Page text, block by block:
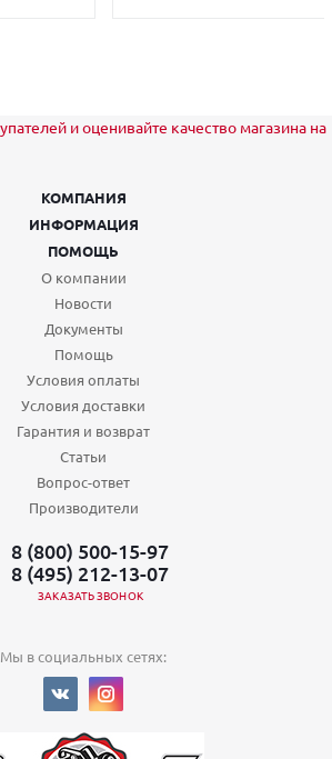
КОМПАНИЯ
ИНФОРМАЦИЯ
ПОМОЩЬ
О компании
Новости
Документы
Помощь
Условия оплаты
Условия доставки
Гарантия и возврат
Статьи
Вопрос-ответ
Производители
8 (800) 500-15-97
8 (495) 212-13-07
ЗАКАЗАТЬ ЗВОНОК
Мы в социальных сетях: